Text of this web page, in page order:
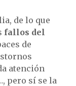
de lo que
fallos del
de
atención
pero sí se la